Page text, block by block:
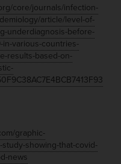
core/journals/infection-
article/level-of-
underdiagnosis-before-
in-various-countries-
results-based-on-
graphic-
showing-that-covid-
news